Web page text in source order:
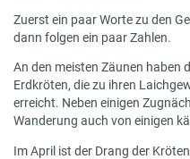
Zuerst ein paar Worte zu den
dann folgen ein paar Zahlen.
An den meisten Zäunen haben
Erdkröten, die zu ihren
erreicht. Neben einigen
Wanderung auch von einigen
Im April ist der Drang der